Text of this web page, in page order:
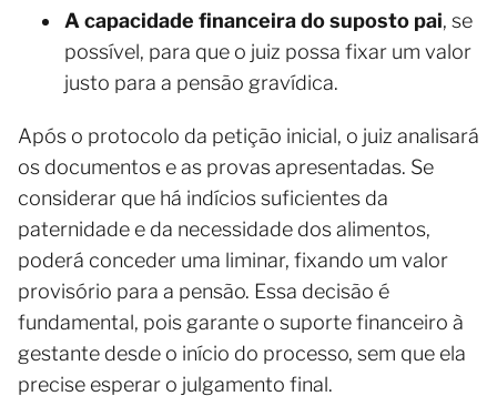
A capacidade financeira do suposto pai, se
possível, para que o juiz possa fixar um valor
justo para a pensão gravídica.
Após o protocolo da petição inicial, o juiz analisará
os documentos e as provas apresentadas. Se
considerar que há indícios suficientes da
paternidade e da necessidade dos alimentos,
poderá conceder uma liminar, fixando um valor
provisório para a pensão. Essa decisão é
fundamental, pois garante o suporte financeiro à
gestante desde o início do processo, sem que ela
precise esperar o julgamento final.